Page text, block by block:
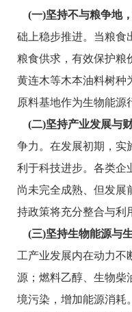
(一)坚持不与粮争地，
础上稳步推进。当粮食
粮食供求，有效保护粮
黄连木等木本油料树种
原料基地作为生物能源
(二)坚持产业发展与
争力。在发展初期，实
利于科技进步。各类企
尚未完全成熟、但发展
持政策将充分整合与利
(三)坚持生物能源与
工产业发展内在动力不
源；燃料乙醇、生物柴
境污染，增加能源消耗